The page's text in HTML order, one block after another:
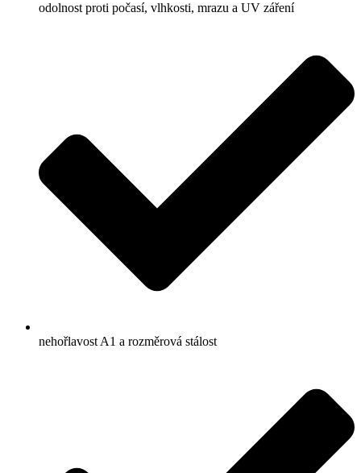
odolnost proti počasí, vlhkosti, mrazu a UV záření
nehořlavost A1 a rozměrová stálost